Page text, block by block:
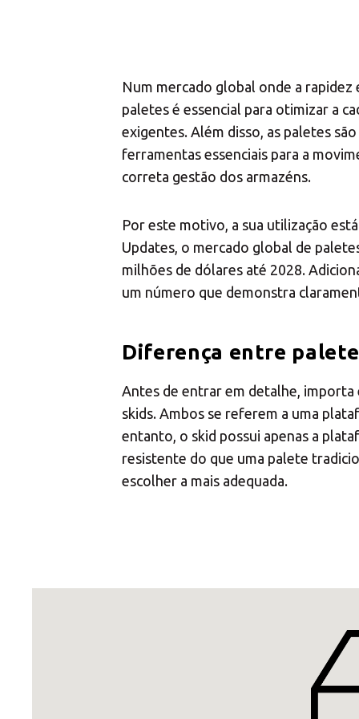
Num mercado global onde a
paletes é essencial para otimizar a
exigentes. Além disso, as paletes
ferramentas essenciais para a
correta gestão dos armazéns.
Por este motivo, a sua utilização
Updates, o mercado global de
milhões de dólares até 2028.
um número que demonstra
Diferença entre
Antes de entrar em detalhe,
skids. Ambos se referem a uma
entanto, o skid possui apenas a
resistente do que uma palete
escolher a mais adequada.
Escolha